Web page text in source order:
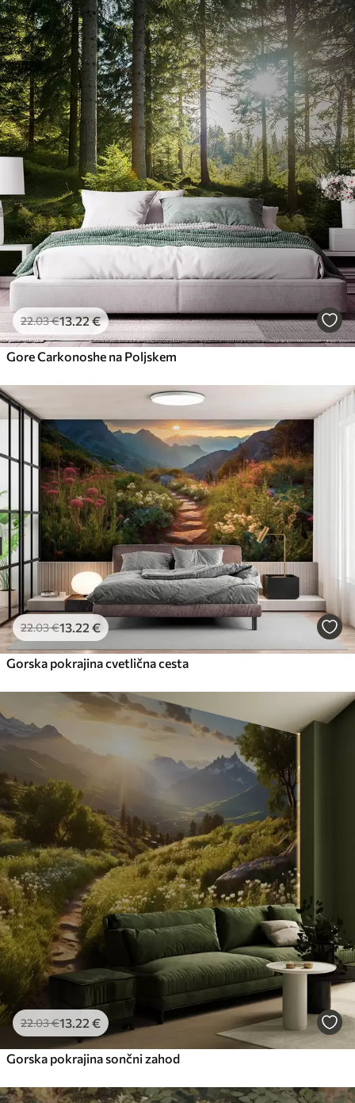
22.03€13.22€
Gore Carkonoshe na Poljskem
22.03€13.22 €
Gorska pokrajina cvetlična cesta
22.03€13.22 €
Gorska pokrajina sončni zahod